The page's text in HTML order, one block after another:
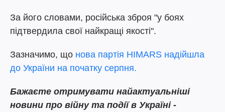
За його словами, російська зброя "у боях
підтвердила свої найкращі якості".
Зазначимо, що нова партія HIMARS надійшла
до України на початку серпня.
Бажаєте отримувати найактуальніші
новини про війну та події в Україні -